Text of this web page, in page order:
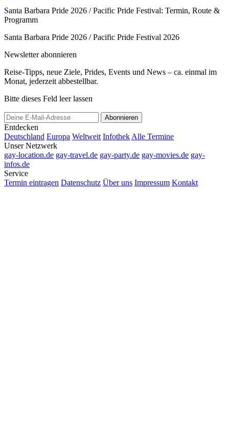
Santa Barbara Pride 2026 / Pacific Pride Festival: Termin, Route &
Programm
Santa Barbara Pride 2026 / Pacific Pride Festival 2026
Newsletter abonnieren
Reise-Tipps, neue Ziele, Prides, Events und News – ca. einmal im
Monat, jederzeit abbestellbar.
Bitte dieses Feld leer lassen
Abonnieren
Entdecken
Deutschland Europa Weltweit Infothek Alle Termine
Unser Netzwerk
gay-location.de gay-travel.de gay-party.de gay-movies.de gay-
infos.de
Service
Termin eintragen Datenschutz Über uns Impressum Kontakt